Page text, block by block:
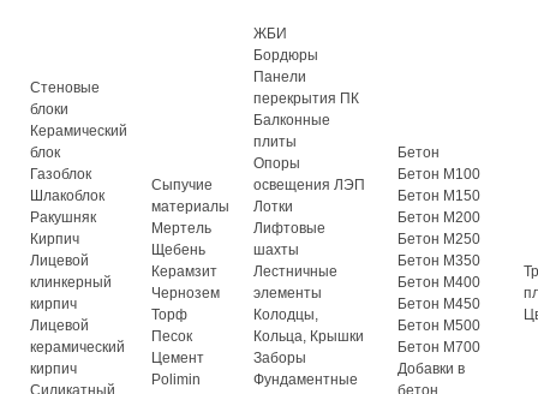
Стеновые
блоки
Керамический
блок
Газоблок
Шлакоблок
Ракушняк
Кирпич
Лицевой
клинкерный
кирпич
Лицевой
керамический
кирпич
Силикатный
Сыпучие
материалы
Мертель
Щебень
Керамзит
Чернозем
Торф
Песок
Цемент
Polimin
ЖБИ
Бордюры
Панели
перекрытия ПК
Балконные
плиты
Опоры
освещения ЛЭП
Лотки
Лифтовые
шахты
Лестничные
элементы
Колодцы,
Кольца, Крышки
Заборы
Фундаментные
Бетон
Бетон М100
Бетон М150
Бетон М200
Бетон М250
Бетон М350
Бетон М400
Бетон М450
Бетон М500
Бетон М700
Добавки в
бетон